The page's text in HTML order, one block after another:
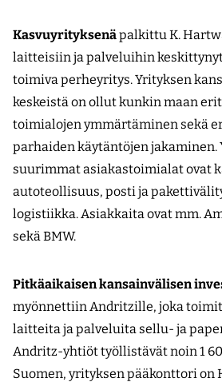
Kasvuyrityksenäpalkittu K.
laitteisiin ja palveluihin
toimiva perheyritys. Yrityksen
keskeistä on ollut kunkin maan
toimialojen ymmärtäminen sekä
parhaiden käytäntöjen jakaminen.
suurimmat asiakastoimialat ovat
autoteollisuus, posti ja
logistiikka. Asiakkaita ovat mm.
sekä BMW.
Pitkäaikaisen kansainvälisen
myönnettiin Andritzille, joka
laitteita ja palveluita sellu- ja
Andritz-yhtiöt työllistävät noin 1
Suomen, yrityksen pääkonttori on